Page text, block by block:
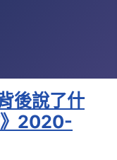
後說了什
》2020-